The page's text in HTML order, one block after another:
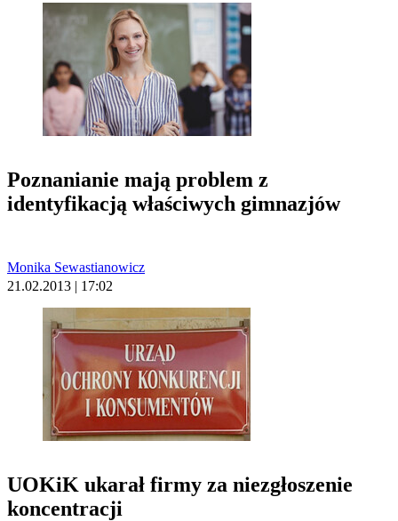
Poznanianie mają problem z
identyfikacją właściwych gimnazjów
Monika Sewastianowicz
21.02.2013 | 17:02
UOKiK ukarał firmy za niezgłoszenie
koncentracji